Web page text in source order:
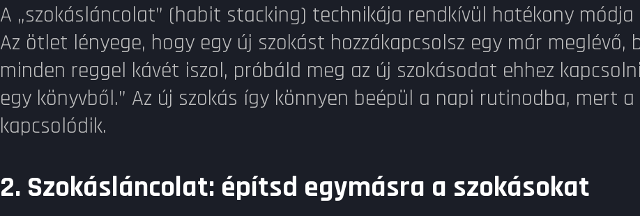
A „szokásláncolat” (habit stacking) technikája rendkívül hatékony
Az ötlet lényege, hogy egy új szokást hozzákapcsolsz egy már meglévő,
minden reggel kávét iszol, próbáld meg az új szokásodat ehhez
egy könyvből.” Az új szokás így könnyen beépül a napi rutinodba, mert
kapcsolódik.
2. Szokásláncolat: építsd egymásra a szokásokat